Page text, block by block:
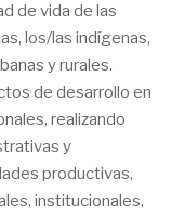
de vida de las
los/las indígenas,
y rurales.
de desarrollo en
realizando
y
productivas,
institucionales,